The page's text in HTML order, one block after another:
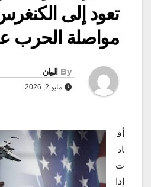
تعود إلى
مواصلة الحرب
By البيان
مايو 2, 2026
أف
اد
ت
إدا